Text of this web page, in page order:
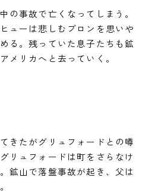
の事故で亡くなってしまう。
ューは悲しむブロンを思いや
る。残っていた息子たちも鉱
メリカへと去っていく。
きたがグリュフォードとの噂
リュフォードは町をさらなけ
鉱山で落盤事故が起き、父は